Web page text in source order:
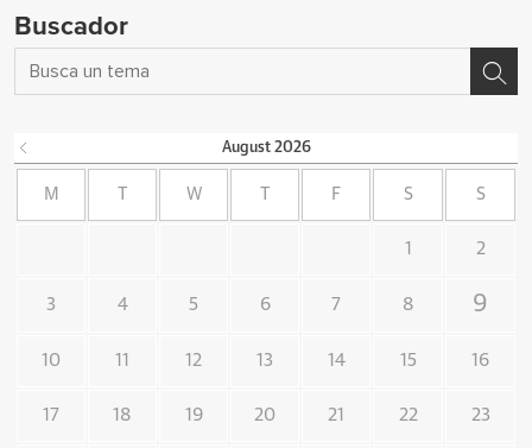
Buscador
August 2026
M W F S S
1 2
3 4 5 6 7 8 9
10 11 12 13 14 15 16
17 18 19 20 21 22 23